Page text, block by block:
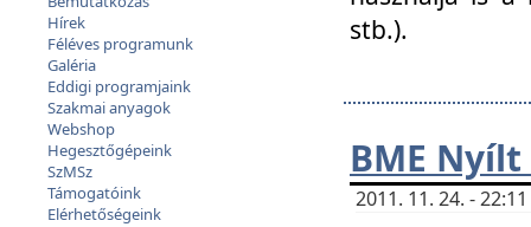
Hírek
Féléves programunk
Galéria
Eddigi programjaink
Szakmai anyagok
Webshop
Hegesztőgépeink
SzMSz
Támogatóink
Elérhetőségeink
stb.).
BME
2011. 11. 24. -